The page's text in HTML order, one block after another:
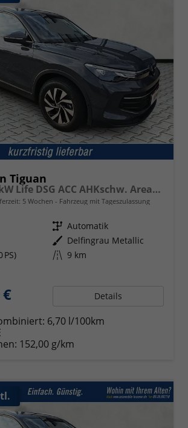
Tiguan
1.5 eTSI 110 kW Life DSG ACC AHKschw. AreaView
5 Wochen Fahrzeug mit Tageszulassung
Getriebe Automatik
Außenfarbe Delfingrau Metallic
PS) Kilometerstand 9 km
Details
6,70 l/100km
152,00 g/km